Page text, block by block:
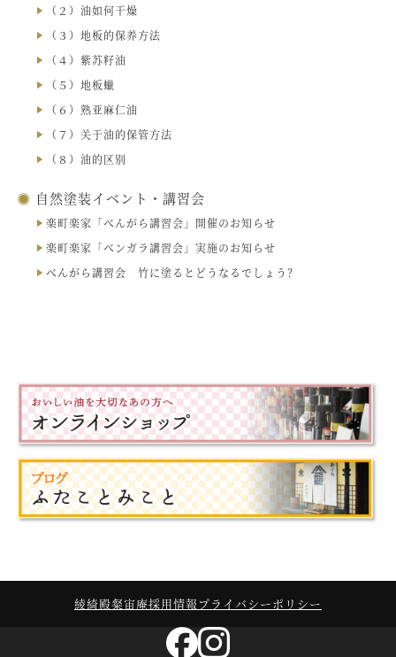
（２）油如何干燥
（３）地板的保养方法
（４）紫苏籽油
（５）地板蠟
（６）熟亚麻仁油
（７）关于油的保管方法
（８）油的区别
自然塗装イベント・講習会
楽町楽家「べんがら講習会」開催のお知らせ
楽町楽家「ベンガラ講習会」実施のお知らせ
べんがら講習会 竹に塗るとどうなるでしょう？
綾綺殿粲宙庵採用情報 プライバシーポリシー